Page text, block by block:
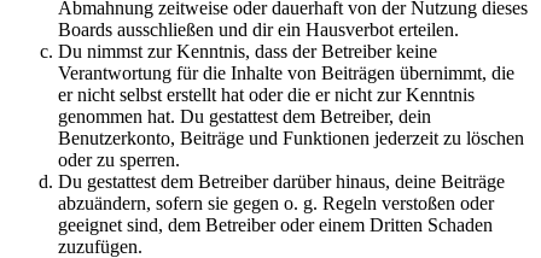
Abmahnung zeitweise oder dauerhaft von der Nutzung dieses
Boards ausschließen und dir ein Hausverbot erteilen.
Du nimmst zur Kenntnis, dass der Betreiber keine
Verantwortung für die Inhalte von Beiträgen übernimmt, die
er nicht selbst erstellt hat oder die er nicht zur Kenntnis
genommen hat. Du gestattest dem Betreiber, dein
Benutzerkonto, Beiträge und Funktionen jederzeit zu löschen
oder zu sperren.
Du gestattest dem Betreiber darüber hinaus, deine Beiträge
abzuändern, sofern sie gegen o. g. Regeln verstoßen oder
geeignet sind, dem Betreiber oder einem Dritten Schaden
zuzufügen.